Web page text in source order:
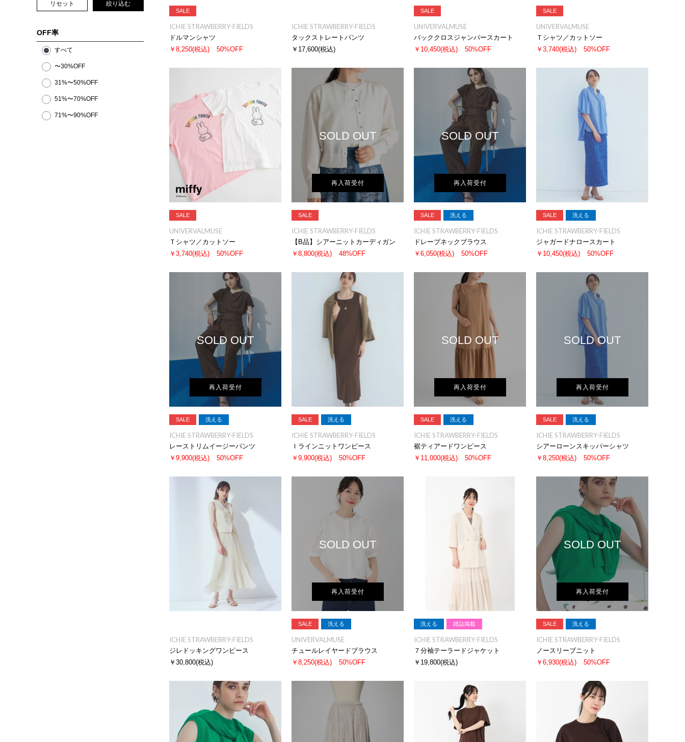
リセット 絞り込む
OFF率
すべて
〜30%OFF
31%〜50%OFF
51%〜70%OFF
71%〜90%OFF
SALE
ICHIE STRAWBERRY-FIELDS
ドルマンシャツ
￥8,250(税込) 50%OFF
ICHIE STRAWBERRY-FIELDS
タックストレートパンツ
￥17,600(税込)
SALE
UNIVERVALMUSE
バッククロスジャンパースカート
￥10,450(税込) 50%OFF
SALE
UNIVERVALMUSE
Ｔシャツ／カットソー
￥3,740(税込) 50%OFF
SALE
UNIVERVALMUSE
Ｔシャツ／カットソー
￥3,740(税込) 50%OFF
SOLD OUT
再入荷受付
SALE
ICHIE STRAWBERRY-FIELDS
【B品】シアーニットカーディガン
￥8,800(税込) 48%OFF
SOLD OUT
再入荷受付
SALE 洗える
ICHIE STRAWBERRY-FIELDS
ドレープネックブラウス
￥6,050(税込) 50%OFF
SALE 洗える
ICHIE STRAWBERRY-FIELDS
ジャガードナロースカート
￥10,450(税込) 50%OFF
SOLD OUT
再入荷受付
SALE 洗える
ICHIE STRAWBERRY-FIELDS
レーストリムイージーパンツ
￥9,900(税込) 50%OFF
SALE 洗える
ICHIE STRAWBERRY-FIELDS
Ｉラインニットワンピース
￥9,900(税込) 50%OFF
SOLD OUT
再入荷受付
SALE 洗える
ICHIE STRAWBERRY-FIELDS
裾ティアードワンピース
￥11,000(税込) 50%OFF
SOLD OUT
再入荷受付
SALE 洗える
ICHIE STRAWBERRY-FIELDS
シアーローンスキッパーシャツ
￥8,250(税込) 50%OFF
ICHIE STRAWBERRY-FIELDS
ジレドッキングワンピース
￥30,800(税込)
SOLD OUT
再入荷受付
SALE 洗える
UNIVERVALMUSE
チュールレイヤードブラウス
￥8,250(税込) 50%OFF
洗える 雑誌掲載
ICHIE STRAWBERRY-FIELDS
７分袖テーラードジャケット
￥19,800(税込)
SOLD OUT
再入荷受付
SALE 洗える
ICHIE STRAWBERRY-FIELDS
ノースリーブニット
￥6,930(税込) 50%OFF